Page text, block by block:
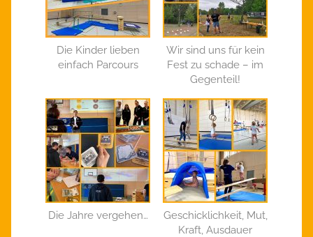
Die Kinder lieben
einfach Parcours
Wir sind uns für kein
Fest zu schade – im
Gegenteil!
Die Jahre vergehen…
Geschicklichkeit, Mut,
Kraft, Ausdauer